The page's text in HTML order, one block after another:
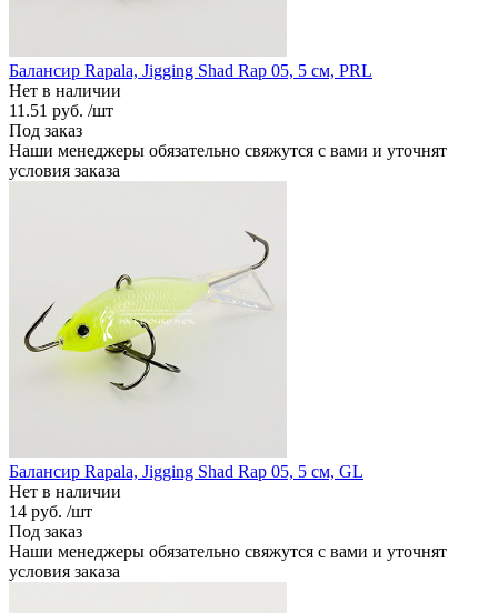
Балансир Rapala, Jigging Shad Rap 05, 5 см, PRL
Нет в наличии
11.51 руб. /шт
Под заказ
Наши менеджеры обязательно свяжутся с вами и уточнят
условия заказа
Балансир Rapala, Jigging Shad Rap 05, 5 см, GL
Нет в наличии
14 руб. /шт
Под заказ
Наши менеджеры обязательно свяжутся с вами и уточнят
условия заказа